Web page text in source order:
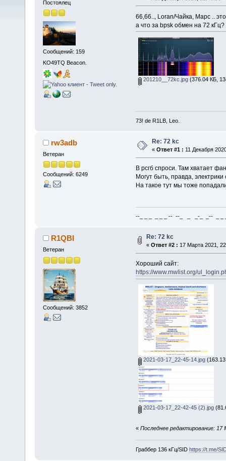
Постоялец
Сообщений: 159
KO49TQ Beacon.
66,66.., Loran/Чайка, Марс ..
а что за bpsk обмен на 72 кГц?
201210__72kc.jpg(376.04 КБ,
73! de R1LB, Leo.
rw3adb
Ветеран
Сообщений: 6249
Re: 72 kc
« Ответ #1 : 11 Декабря
В рсгб спроси. Там хватает
Могут быть, правда,
На такое тут мы тоже
--_ _ _ _ _ _ -- --_ _ _-_ _-- _ _
R1QBI
Ветеран
Сообщений: 3852
Re: 72 kc
« Ответ #2 : 17 Марта 2021,
Хороший сайт:
https://www.mwlist.org/
2021-03-17_22-45-14.jpg(163.13
2021-03-17_22-42-45 (2).jpg
« Последнее редактирование:
Граббер 136 кГц/SID https://t.me/